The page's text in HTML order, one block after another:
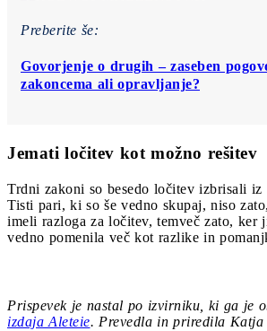
Preberite še:
Govorjenje o drugih – zaseben
zakoncema ali opravljanje?
Jemati ločitev kot možno rešitev
Trdni zakoni so besedo ločitev izbrisali iz
Tisti pari, ki so še vedno skupaj, niso
imeli razloga za ločitev, temveč zato, ker
vedno pomenila več kot razlike in
Prispevek je nastal po izvirniku, ki ga je
izdaja Aleteie. Prevedla in priredila Katja